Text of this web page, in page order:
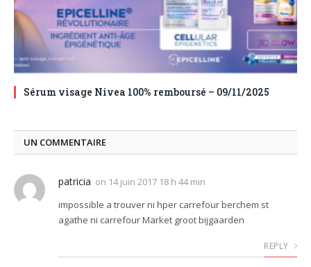
Sérum visage Nivea 100% remboursé – 09/11/2025
UN COMMENTAIRE
patricia on 14 juin 2017 18 h 44 min
impossible a trouver ni hper carrefour berchem st
agathe ni carrefour Market groot bijgaarden
REPLY